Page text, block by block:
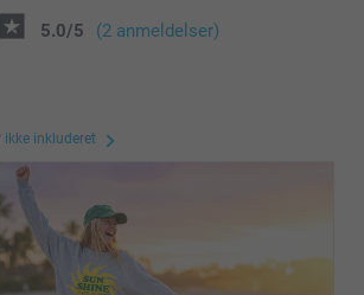
5.0/5 (2 anmeldelser)
inkluderet